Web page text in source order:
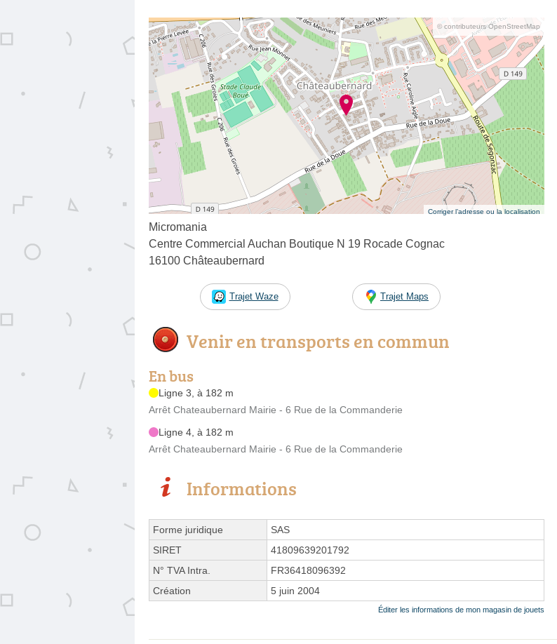
© contributeurs OpenStreetMap
Corriger l’adresse ou la localisation
Micromania
Centre Commercial Auchan Boutique N 19 Rocade Cognac
16100 Châteaubernard
Trajet Waze Trajet Maps
Venir en transports en commun
En bus
Ligne 3, à 182 m
Arrêt Chateaubernard Mairie - 6 Rue de la Commanderie
Ligne 4, à 182 m
Arrêt Chateaubernard Mairie - 6 Rue de la Commanderie
Informations
Forme juridique
SAS
SIRET
41809639201792
N° TVA Intra.
FR36418096392
Création
5 juin 2004
Éditer les informations de mon magasin de jouets